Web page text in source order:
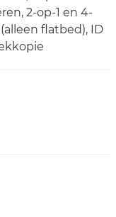
2-op-1 en 4-
flatbed), ID